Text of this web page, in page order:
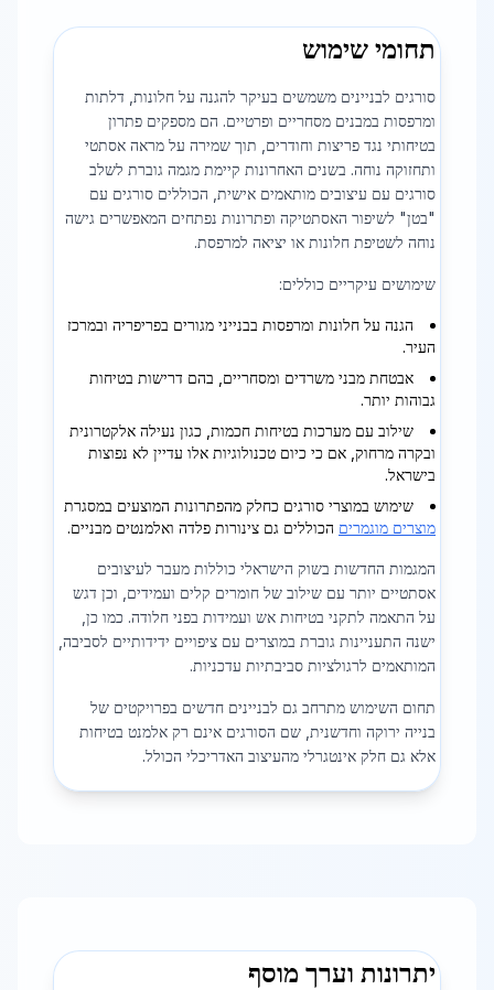
תחומי שימוש
סורגים לבניינים משמשים בעיקר להגנה על חלונות, דלתות
ומרפסות במבנים מסחריים ופרטיים. הם מספקים פתרון
בטיחותי נגד פריצות וחודרים, תוך שמירה על מראה אסתטי
ותחזוקה נוחה. בשנים האחרונות קיימת מגמה גוברת לשלב
סורגים עם עיצובים מותאמים אישית, הכוללים סורגים עם
"בטן" לשיפור האסתטיקה ופתרונות נפתחים המאפשרים גישה
נוחה לשטיפת חלונות או יציאה למרפסת.
שימושים עיקריים כוללים:
הגנה על חלונות ומרפסות בבנייני מגורים בפריפריה ובמרכז
העיר.
אבטחת מבני משרדים ומסחריים, בהם דרישות בטיחות
גבוהות יותר.
שילוב עם מערכות בטיחות חכמות, כגון נעילה אלקטרונית
ובקרה מרחוק, אם כי כיום טכנולוגיות אלו עדיין לא נפוצות
בישראל.
שימוש במוצרי סורגים כחלק מהפתרונות המוצעים במסגרת
מוצרים מוגמרים הכוללים גם צינורות פלדה ואלמנטים מבניים.
המגמות החדשות בשוק הישראלי כוללות מעבר לעיצובים
אסתטיים יותר עם שילוב של חומרים קלים ועמידים, וכן דגש
על התאמה לתקני בטיחות אש ועמידות בפני חלודה. כמו כן,
ישנה התעניינות גוברת במוצרים עם ציפויים ידידותיים לסביבה,
המותאמים לרגולציות סביבתיות עדכניות.
תחום השימוש מתרחב גם לבניינים חדשים בפרויקטים של
בנייה ירוקה וחדשנית, שם הסורגים אינם רק אלמנט בטיחות
אלא גם חלק אינטגרלי מהעיצוב האדריכלי הכולל.
יתרונות וערך מוסף